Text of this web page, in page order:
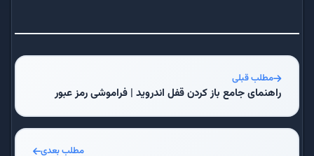
مطلب قبلی
راهنمای جامع باز کردن قفل اندروید | فراموشی رمز عبور
مطلب بعدی